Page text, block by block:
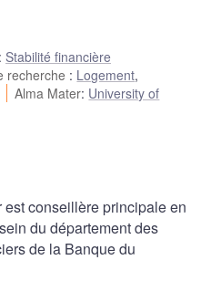
: Stabilité financière
recherche : Logement,
Alma Mater: University of
est conseillère principale en
du département des
de la Banque du